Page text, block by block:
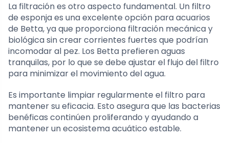
La filtración es otro aspecto fundamental. Un filtro
de esponja es una excelente opción para acuarios
de Betta, ya que proporciona filtración mecánica y
biológica sin crear corrientes fuertes que podrían
incomodar al pez. Los Betta prefieren aguas
tranquilas, por lo que se debe ajustar el flujo del filtro
para minimizar el movimiento del agua.
Es importante limpiar regularmente el filtro para
mantener su eficacia. Esto asegura que las bacterias
benéficas continúen proliferando y ayudando a
mantener un ecosistema acuático estable.